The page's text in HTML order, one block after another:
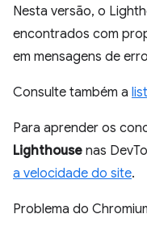
Nesta versão, o
encontrados com
em mensagens de
Consulte também a
Para aprender os
Lighthouse nas
a velocidade do site.
Problema do